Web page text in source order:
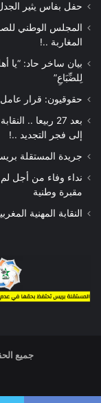
حفل بفاس يثير
المجلس الوطني
المغاربة ..!
بيان ساخر حاد: “يا
لِلضِّبَاعِ”
حقوقيون: قرار
بعد 27 ربيعا ..
إلى فجر التجديد ..!
جريدة المستقلة
نداء وفاء من أجل
مقبرة وطنية
النقابة المهنية
جميع الحقوق